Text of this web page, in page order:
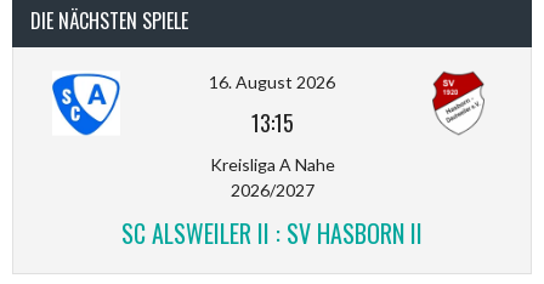
DIE NÄCHSTEN SPIELE
16. August 2026
13:15
Kreisliga A Nahe
2026/2027
SC ALSWEILER II : SV HASBORN II